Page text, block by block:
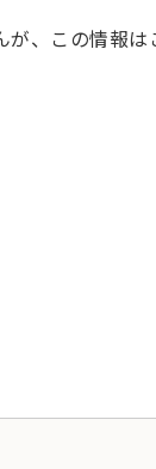
、この情報は